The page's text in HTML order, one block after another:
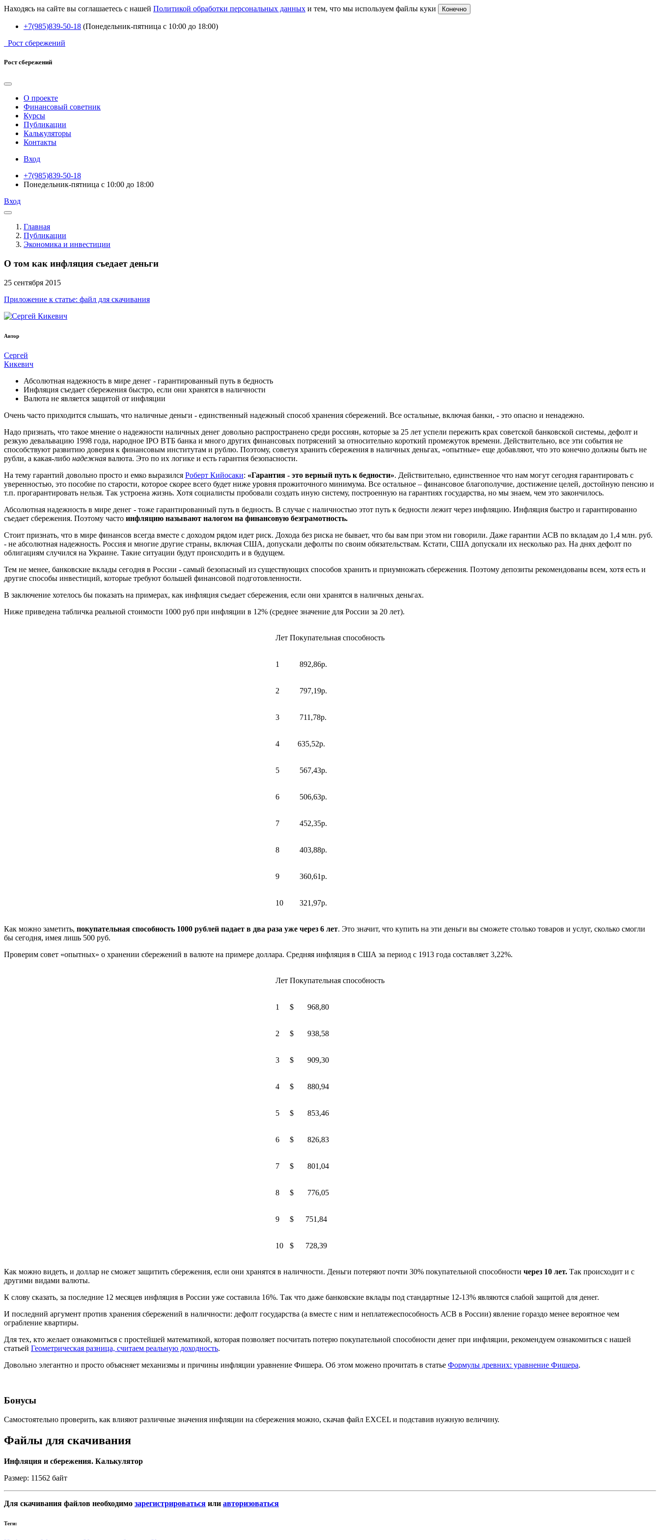
Находясь на сайте вы соглашаетесь с нашей Политикой обработки персональных данных и тем, что мы используем файлы куки Конечно
+7(985)839-50-18 (Понедельник-пятница с 10:00 до 18:00)
Рост сбережений
Рост сбережений
О проекте
Финансовый советник
Курсы
Публикации
Калькуляторы
Контакты
Вход
+7(985)839-50-18
Понедельник-пятница с 10:00 до 18:00
Вход
Главная
Публикации
Экономика и инвестиции
О том как инфляция съедает деньги
25 сентября 2015
Приложение к статье: файл для скачивания
Автор
Сергей
Кикевич
Абсолютная надежность в мире денег - гарантированный путь в бедность
Инфляция съедает сбережения быстро, если они хранятся в наличности
Валюта не является защитой от инфляции
Очень часто приходится слышать, что наличные деньги - единственный надежный способ хранения сбережений. Все остальные, включая банки, - это опасно и ненадежно.
Надо признать, что такое мнение о надежности наличных денег довольно распространено среди россиян, которые за 25 лет успели пережить крах советской банковской системы, дефолт и
резкую девальвацию 1998 года, народное IPO ВТБ банка и много других финансовых потрясений за относительно короткий промежуток времени. Действительно, все эти события не
способствуют развитию доверия к финансовым институтам и рублю. Поэтому, советуя хранить сбережения в наличных деньгах, «опытные» еще добавляют, что это конечно должны быть не
рубли, а какая-либо надежная валюта. Это по их логике и есть гарантия безопасности.
На тему гарантий довольно просто и емко выразился Роберт Кийосаки: «Гарантия - это верный путь к бедности». Действительно, единственное что нам могут сегодня гарантировать с
уверенностью, это пособие по старости, которое скорее всего будет ниже уровня прожиточного минимума. Все остальное – финансовое благополучие, достижение целей, достойную пенсию и
т.п. прогарантировать нельзя. Так устроена жизнь. Хотя социалисты пробовали создать иную систему, построенную на гарантиях государства, но мы знаем, чем это закончилось.
Абсолютная надежность в мире денег - тоже гарантированный путь в бедность. В случае с наличностью этот путь к бедности лежит через инфляцию. Инфляция быстро и гарантированно
съедает сбережения. Поэтому часто инфляцию называют налогом на финансовую безграмотность.
Стоит признать, что в мире финансов всегда вместе с доходом рядом идет риск. Дохода без риска не бывает, что бы вам при этом ни говорили. Даже гарантии АСВ по вкладам до 1,4 млн. руб.
- не абсолютная надежность. Россия и многие другие страны, включая США, допускали дефолты по своим обязательствам. Кстати, США допускали их несколько раз. На днях дефолт по
облигациям случился на Украине. Такие ситуации будут происходить и в будущем.
Тем не менее, банковские вклады сегодня в России - самый безопасный из существующих способов хранить и приумножать сбережения. Поэтому депозиты рекомендованы всем, хотя есть и
другие способы инвестиций, которые требуют большей финансовой подготовленности.
В заключение хотелось бы показать на примерах, как инфляция съедает сбережения, если они хранятся в наличных деньгах.
Ниже приведена табличка реальной стоимости 1000 руб при инфляции в 12% (среднее значение для России за 20 лет).
Лет Покупательная способность
1 892,86р.
2 797,19р.
3 711,78р.
4 635,52р.
5 567,43р.
6 506,63р.
7 452,35р.
8 403,88р.
9 360,61р.
10 321,97р.
Как можно заметить, покупательная способность 1000 рублей падает в два раза уже через 6 лет. Это значит, что купить на эти деньги вы сможете столько товаров и услуг, сколько смогли
бы сегодня, имея лишь 500 руб.
Проверим совет «опытных» о хранении сбережений в валюте на примере доллара. Средняя инфляция в США за период с 1913 года составляет 3,22%.
Лет Покупательная способность
1 $ 968,80
2 $ 938,58
3 $ 909,30
4 $ 880,94
5 $ 853,46
6 $ 826,83
7 $ 801,04
8 $ 776,05
9 $ 751,84
10 $ 728,39
Как можно видеть, и доллар не сможет защитить сбережения, если они хранятся в наличности. Деньги потеряют почти 30% покупательной способности через 10 лет. Так происходит и с
другими видами валюты.
К слову сказать, за последние 12 месяцев инфляция в России уже составила 16%. Так что даже банковские вклады под стандартные 12-13% являются слабой защитой для денег.
И последний аргумент против хранения сбережений в наличности: дефолт государства (а вместе с ним и неплатежеспособность АСВ в России) явление гораздо менее вероятное чем
ограбление квартиры.
Для тех, кто желает ознакомиться с простейшей математикой, которая позволяет посчитать потерю покупательной способности денег при инфляции, рекомендуем ознакомиться с нашей
статьей Геометрическая разница, считаем реальную доходность.
Довольно элегантно и просто объясняет механизмы и причины инфляции уравнение Фишера. Об этом можено прочитать в статье Формулы древних: уравнение Фишера.
Бонусы
Самостоятельно проверить, как влияют различные значения инфляции на сбережения можно, скачав файл EXCEL и подставив нужную величину.
Файлы для скачивания
Инфляция и сбережения. Калькулятор
Размер: 11562 байт
Для скачивания файлов необходимо зарегистрироваться или авторизоваться
Теги: